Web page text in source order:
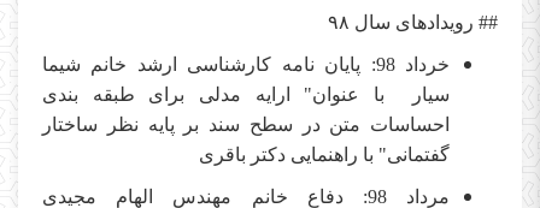
## رویدادهای سال ۹۸
خرداد 98: پایان نامه کارشناسی ارشد خانم شیما
سیار با عنوان" ارایه مدلی برای طبقه بندی
احساسات متن در سطح سند بر پایه نظر ساختار
گفتمانی" با راهنمایی دکتر باقری
مرداد 98: دفاع خانم مهندس الهام مجیدی